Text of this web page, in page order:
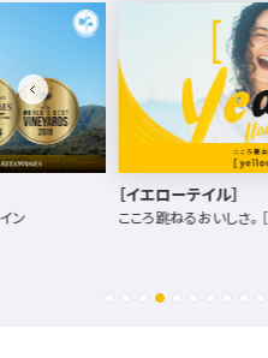
イル］
グランポレール
想いをつなぐ日本ワイン